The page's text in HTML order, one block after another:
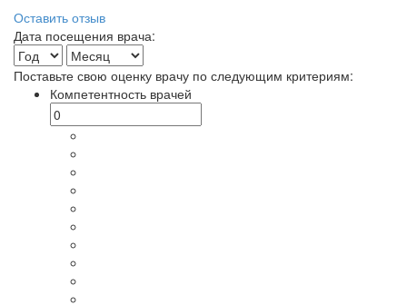
Оставить отзыв
Дата посещения врача:
Поставьте свою оценку врачу по следующим критериям:
Компетентность врачей